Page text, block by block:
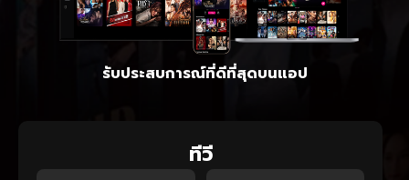
รับประสบการณ์ที่ดีที่สุดบนแอป
ทีวี